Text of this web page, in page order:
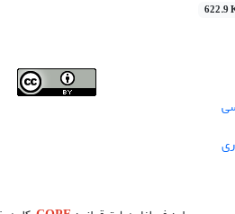
622.9